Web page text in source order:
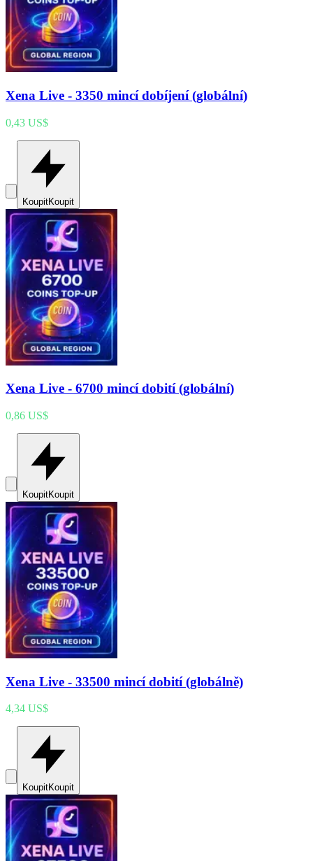
Xena Live - 3350 mincí dobíjení (globální)
0,43 US$
KoupitKoupit
Xena Live - 6700 mincí dobití (globální)
0,86 US$
KoupitKoupit
Xena Live - 33500 mincí dobití (globálně)
4,34 US$
KoupitKoupit